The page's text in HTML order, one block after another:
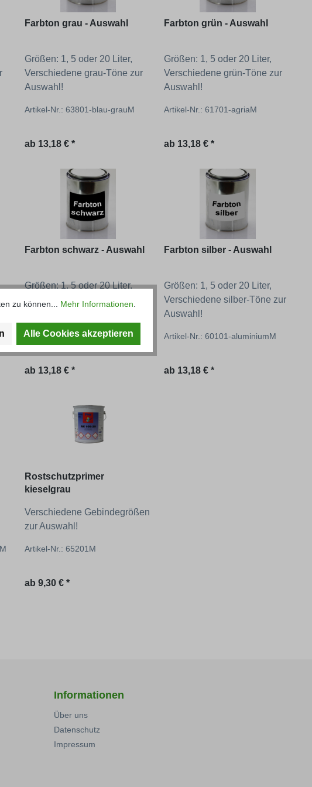
Farbton grau - Auswahl
Größen: 1, 5 oder 20 Liter,
Verschiedene grau-Töne zur
Auswahl!
Artikel-Nr.: 63801-blau-grauM
Regulärer Preis:
ab 13,18 € *
Farbton grün - Auswahl
Größen: 1, 5 oder 20 Liter,
Verschiedene grün-Töne zur
Auswahl!
Artikel-Nr.: 61701-agriaM
Regulärer Preis:
ab 13,18 € *
Farbton schwarz - Auswahl
Größen: 1, 5 oder 20 Liter,
Verschiedene schwarz-Töne
Artikel-Nr.: 61001-schwarzM
Regulärer Preis:
ab 13,18 € *
Farbton silber - Auswahl
Größen: 1, 5 oder 20 Liter,
Verschiedene silber-Töne zur
Auswahl!
Artikel-Nr.: 60101-aluminiumM
Regulärer Preis:
ab 13,18 € *
Rostschutzprimer
kieselgrau
Verschiedene Gebindegrößen
zur Auswahl!
Artikel-Nr.: 65201M
Regulärer Preis:
ab 9,30 € *
Informationen
Über uns
Datenschutz
Impressum
zu können... Mehr Informationen.
Alle Cookies akzeptieren